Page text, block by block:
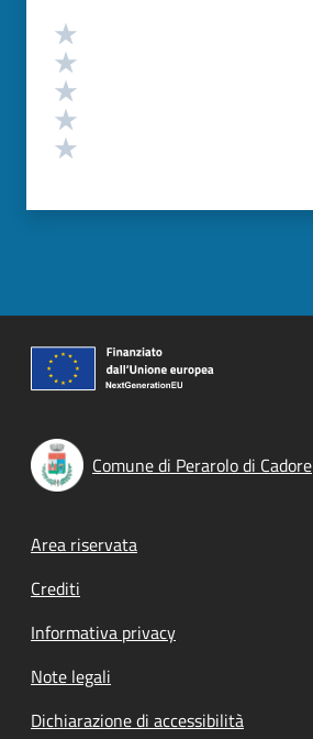
Valutazione
Comune di Perarolo di Cadore
Footer menu
Area riservata
Crediti
Informativa privacy
Note legali
Dichiarazione di accessibilità